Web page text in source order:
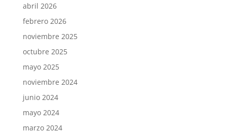
abril 2026
febrero 2026
noviembre 2025
octubre 2025
mayo 2025
noviembre 2024
junio 2024
mayo 2024
marzo 2024